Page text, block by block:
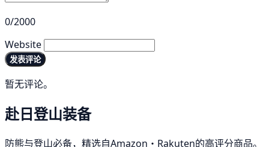
0/2000
Website
发表评论
暂无评论。
赴日登山装备
防熊与登山必备，精选自Amazon・Rakuten的高评分商品。